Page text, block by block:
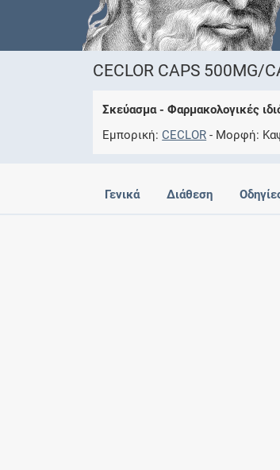
CECLOR CAPS 500MG/
Σκεύασμα - Φαρμακολογικές
Εμπορική CECLOR Μορφή
Γενικά Διάθεση